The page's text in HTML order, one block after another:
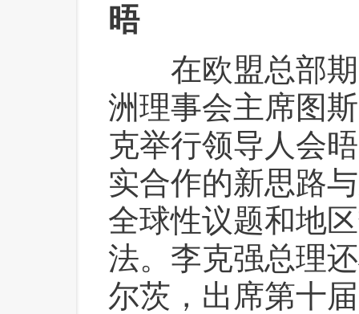
晤
在欧盟总部期
洲理事会主席图
克举行领导人会
实合作的新思路
全球性议题和地
法。李克强总理
尔茨，出席第十